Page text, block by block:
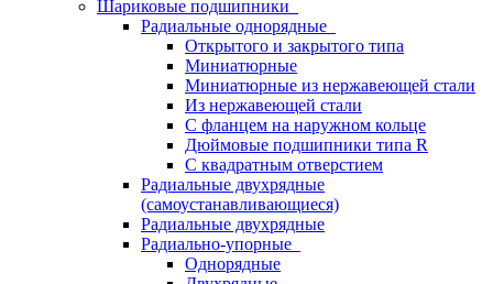
Шариковые подшипники
Радиальные однорядные
Открытого и закрытого типа
Миниатюрные
Миниатюрные из нержавеющей стали
Из нержавеющей стали
С фланцем на наружном кольце
Дюймовые подшипники типа R
С квадратным отверстием
Радиальные двухрядные
(самоустанавливающиеся)
Радиальные двухрядные
Радиально-упорные
Однорядные